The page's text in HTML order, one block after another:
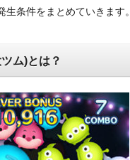
生条件をまとめていきます。
ム)とは？